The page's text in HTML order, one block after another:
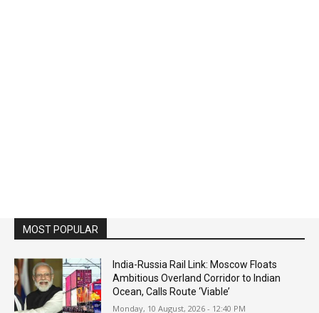
MOST POPULAR
India-Russia Rail Link: Moscow Floats
Ambitious Overland Corridor to Indian
Ocean, Calls Route ‘Viable’
Monday, 10 August, 2026 - 12:40 PM